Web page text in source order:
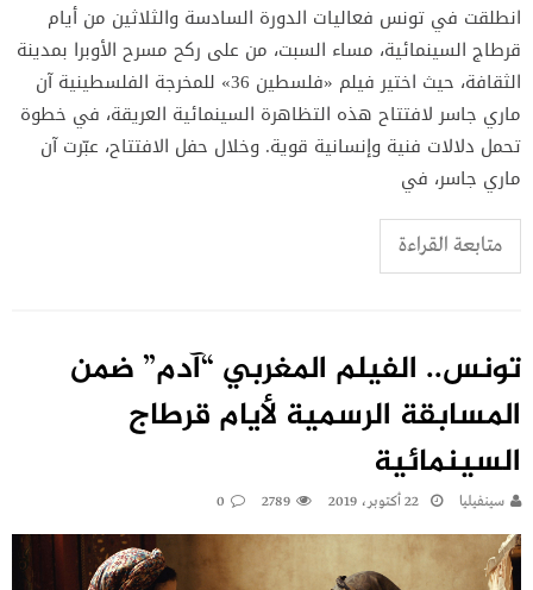
انطلقت في تونس فعاليات الدورة السادسة والثلاثين من أيام
قرطاج السينمائية، مساء السبت، من على ركح مسرح الأوبرا بمدينة
الثقافة، حيث اختير فيلم «فلسطين 36» للمخرجة الفلسطينية آن
ماري جاسر لافتتاح هذه التظاهرة السينمائية العريقة، في خطوة
تحمل دلالات فنية وإنسانية قوية. وخلال حفل الافتتاح، عبّرت آن
ماري جاسر، في
متابعة القراءة
تونس.. الفيلم المغربي “آدم” ضمن
المسابقة الرسمية لأيام قرطاج
السينمائية
سينفيليا 22 أكتوبر، 2019 2789
0